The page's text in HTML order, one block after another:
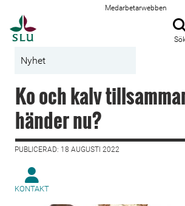
Medarbetarwebben
Nyhet
Ko och kalv
händer nu?
PUBLICERAD: 18 AUGUSTI 2022
KONTAKT